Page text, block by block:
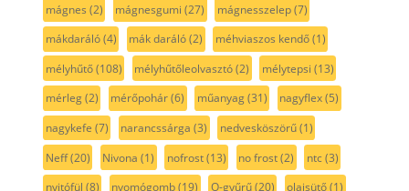
mágnes (2) mágnesgumi (27) mágnesszelep(7)
mákdaráló(4) mák daráló(2) méhviaszos kendő(1)
mélyhűtő(108) mélyhűtőleolvasztó(2) mélytepsi (13)
mérleg(2) mérőpohár(6) műanyag(31) nagyflex(5)
nagykefe (7) narancssárga (3) nedvesköszörű(1)
Neff(20) Nivona (1) nofrost(13) no frost(2) ntc(3)
nyitófül (8) nyomógomb(19) O-gyűrű(20) olajsütő(1)